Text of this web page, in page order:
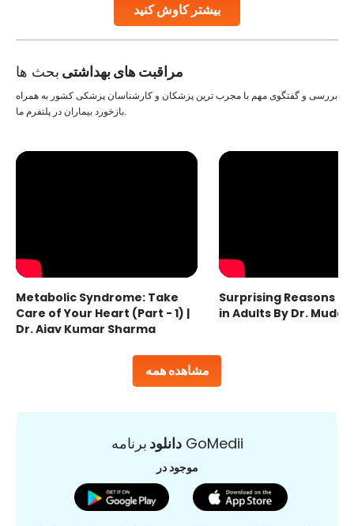
بیشتر کاوش کنید
مراقبت های بهداشتی بحث ها
مشاهده همه
بررسی و گفتگوی مهم با مجرب ترین پزشکان و کارشناسان پزشکی کشور به همراه
بازخورد بیماران در پلتفرم ما.
Metabolic Syndrome: Take
Care of Your Heart (Part - 1) |
Dr. Ajay Kumar Sharma
Surprising Reasons
in Adults By Dr.
دانلودبرنامه GoMedii
موجود در